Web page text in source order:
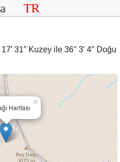
TR
31″ Kuzey ile 36° 3′ 4″ Doğu
Haritası
×